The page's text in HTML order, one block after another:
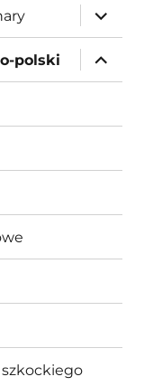
expand
child
menu
polski
expand
child
menu